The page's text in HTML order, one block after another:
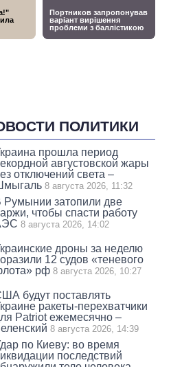
ПОЛИТИКИ
прошла период
августовской жары
отключений света –
8 августа 2026, 11:32
Румынии затопили две
чтобы спасти работу
8 августа 2026, 14:02
дроны за неделю
12 судов «теневого
рф 8 августа 2026, 10:27
будут поставлять
ракеты-перехватчики
Patriot ежемесячно –
8 августа 2026, 14:39
по Киеву: во время
последствий